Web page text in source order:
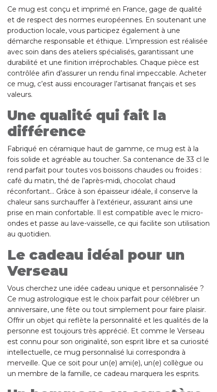
Ce mug est conçu et imprimé en France, gage de qualité
et de respect des normes européennes. En soutenant une
production locale, vous participez également à une
démarche responsable et éthique. L’impression est réalisée
avec soin dans des ateliers spécialisés, garantissant une
durabilité et une finition irréprochables. Chaque pièce est
contrôlée afin d’assurer un rendu final impeccable. Acheter
ce mug, c’est aussi encourager l’artisanat français et ses
valeurs.
Une qualité qui fait la
différence
Fabriqué en céramique haut de gamme, ce mug est à la
fois solide et agréable au toucher. Sa contenance de 33 cl le
rend parfait pour toutes vos boissons chaudes ou froides :
café du matin, thé de l’après-midi, chocolat chaud
réconfortant… Grâce à son épaisseur idéale, il conserve la
chaleur sans surchauffer à l’extérieur, assurant ainsi une
prise en main confortable. Il est compatible avec le micro-
ondes et passe au lave-vaisselle, ce qui facilite son utilisation
au quotidien.
Le cadeau idéal pour un
Verseau
Vous cherchez une idée cadeau unique et personnalisée ?
Ce mug astrologique est le choix parfait pour célébrer un
anniversaire, une fête ou tout simplement pour faire plaisir.
Offrir un objet qui reflète la personnalité et les qualités de la
personne est toujours très apprécié. Et comme le Verseau
est connu pour son originalité, son esprit libre et sa curiosité
intellectuelle, ce mug personnalisé lui correspondra à
merveille. Que ce soit pour un(e) ami(e), un(e) collègue ou
un membre de la famille, ce cadeau marquera les esprits.